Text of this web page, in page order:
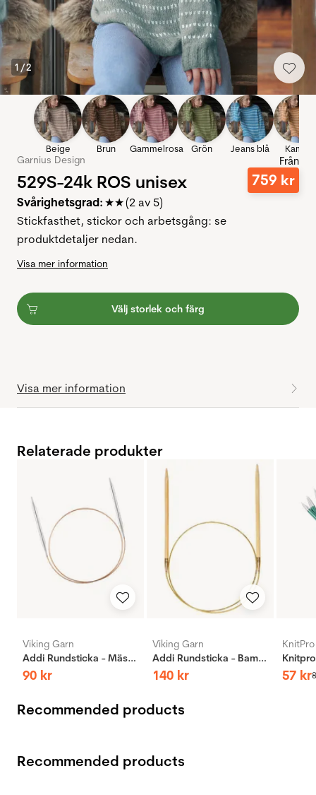
1 /2
Beige Brun Gammelrosa Grön Jeans blå Kamel
Garnius Design
529S-24k ROS unisex
Från
759 kr
Svårighetsgrad: ★★ (2 av 5)
Stickfasthet, stickor och arbetsgång: se
produktdetaljer nedan.
Visa mer information
Välj storlek och färg
Visa mer information
Relaterade produkter
Viking Garn
Addi Rundsticka - Mässing
90 kr
Viking Garn
Addi Rundsticka - Bambus
140 kr
KnitPro
57 kr
Recommended products
Recommended products